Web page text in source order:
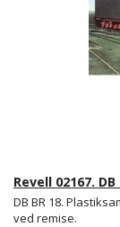
Revell 02167.
DB BR 18.
ved remise.